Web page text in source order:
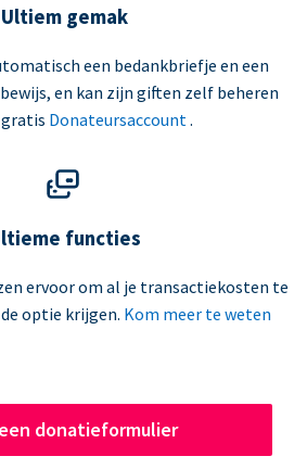
Ultiem gemak
een bedankbriefje en een
en kan zijn giften zelf beheren
Donateursaccount.
functies
ervoor om al je transactiekosten te
optie krijgen. Kom meer te weten
donatieformulier